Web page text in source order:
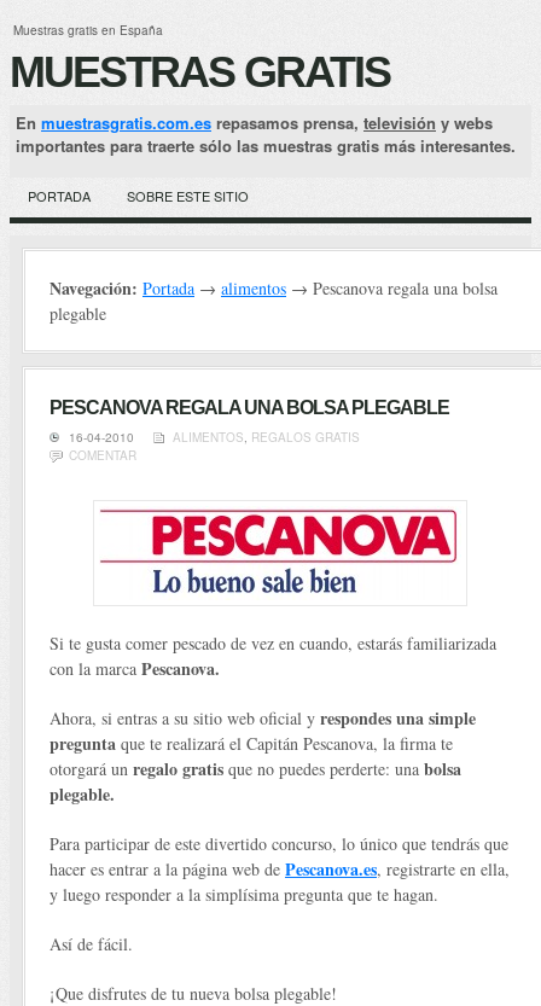
Muestras gratis en España
MUESTRAS GRATIS
En muestrasgratis.com.es repasamos prensa, televisión y webs
importantes para traerte sólo las muestras gratis más interesantes.
PORTADA SOBRE ESTE SITIO
Navegación: Portada → alimentos → Pescanova regala una bolsa
plegable
PESCANOVA REGALA UNA BOLSA PLEGABLE
16-04-2010 ALIMENTOS, REGALOS GRATIS
COMENTAR
Si te gusta comer pescado de vez en cuando, estarás familiarizada
con la marca Pescanova.
Ahora, si entras a su sitio web oficial y respondes una simple
pregunta que te realizará el Capitán Pescanova, la firma te
otorgará un regalo gratis que no puedes perderte: una bolsa
plegable.
Para participar de este divertido concurso, lo único que tendrás que
hacer es entrar a la página web de Pescanova.es, registrarte en ella,
y luego responder a la simplísima pregunta que te hagan.
Así de fácil.
¡Que disfrutes de tu nueva bolsa plegable!